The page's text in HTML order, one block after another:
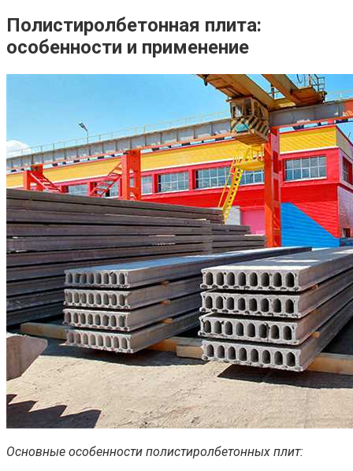
Полистиролбетонная плита:
особенности и применение
Основные особенности полистиролбетонных плит: